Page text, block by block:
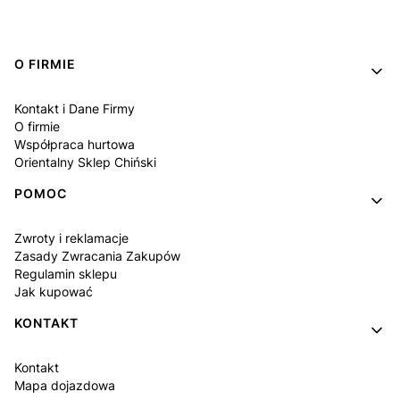
Linki w stopce
O FIRMIE
Kontakt i Dane Firmy
O firmie
Współpraca hurtowa
Orientalny Sklep Chiński
POMOC
Zwroty i reklamacje
Zasady Zwracania Zakupów
Regulamin sklepu
Jak kupować
KONTAKT
Kontakt
Mapa dojazdowa